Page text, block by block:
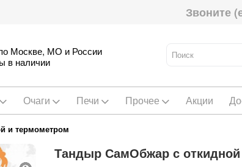
Звоните
Москве, МО и России
в наличии
Очаги Печи Прочее Акции
и термометром
Тандыр СамОбжар с